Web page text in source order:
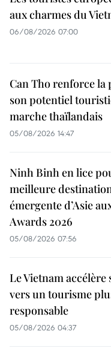
aux charmes du
06/08/2026 07:00
Can Tho renforce
son potentiel
marche thaïlandais
05/08/2026 14:47
Ninh Binh en lice
meilleure
émergente d’Asie
Awards 2026
05/08/2026 07:56
Le Vietnam
vers un tourisme
responsable
05/08/2026 04:37